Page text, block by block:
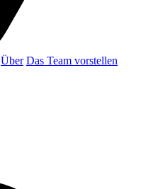
Über Das Team vorstellen